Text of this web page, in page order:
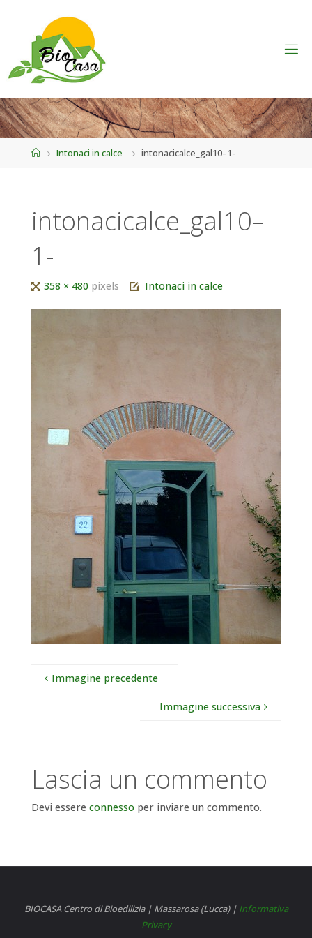
HomeIntonaci in calce intonacicalce_gal10–1-
intonacicalce_gal10–
1-
Tutta358 × 480 pixels Intonaci in calce
Immagine precedente
Immagine successiva
Lascia un commento
Devi essere connesso per inviare un commento.
BIOCASA Centro di Bioedilizia | Massarosa (Lucca) | Informativa
Privacy